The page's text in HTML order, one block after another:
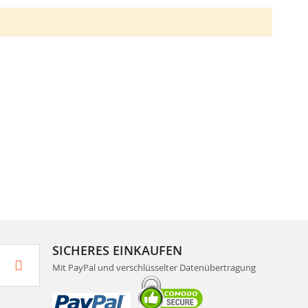
SICHERES EINKAUFEN
Mit PayPal und verschlüsselter Datenübertragung